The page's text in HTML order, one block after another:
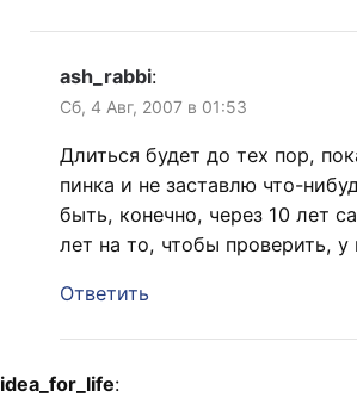
ash_rabbi:
Сб, 4 Авг, 2007 в 01:53
Длиться будет до тех пор,
пинка и не заставлю что-
быть, конечно, через 10 лет
лет на то, чтобы проверить, у
Ответить
idea_for_life: